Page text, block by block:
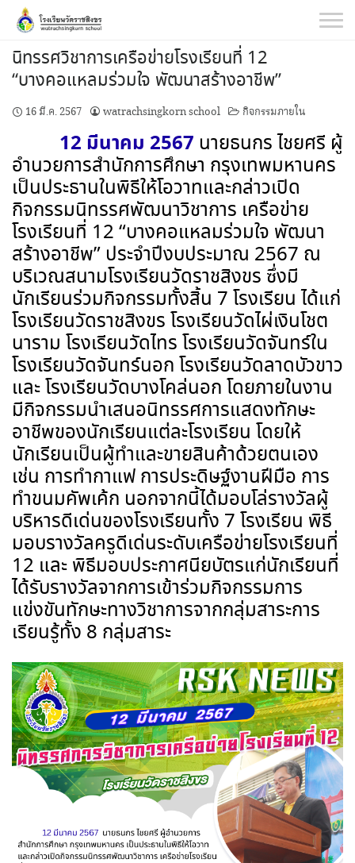
Skip
content
นิทรรศวิชาการเครือข่ายโรงเรียนที่ 12
“บางคอแหลมร่วมใจ พัฒนาสร้างอาชีพ”
16 มี.ค. 2567 watrachsingkorn school กิจกรรมภายใน
12 มีนาคม 2567 นายธนกร ไชยศรี ผู้
อำนวยการสำนักการศึกษา กรุงเทพมหานคร
เป็นประธานในพิธีให้โอวาทและกล่าวเปิด
กิจกรรมนิทรรศพัฒนาวิชาการ เครือข่าย
โรงเรียนที่ 12 “บางคอแหลมร่วมใจ พัฒนา
สร้างอาชีพ” ประจำปีงบประมาณ 2567 ณ
บริเวณสนามโรงเรียนวัดราชสิงขร ซึ่งมี
นักเรียนร่วมกิจกรรมทั้งสิ้น 7 โรงเรียน ได้แก่
โรงเรียนวัดราชสิงขร โรงเรียนวัดไผ่เงินโชต
นาราม โรงเรียนวัดไทร โรงเรียนวัดจันทร์ใน
โรงเรียนวัดจันทร์นอก โรงเรียนวัดลาดบัวขาว
และ โรงเรียนวัดบางโคล่นอก โดยภายในงาน
มีกิจกรรมนำเสนอนิทรรศการแสดงทักษะ
อาชีพของนักเรียนแต่ละโรงเรียน โดยให้
นักเรียนเป็นผู้ทำและขายสินค้าด้วยตนเอง
เช่น การทำกาแฟ การประดิษฐ์งานฝีมือ การ
ทำขนมคัพเค้ก นอกจากนี้ได้มอบโล่รางวัลผู้
บริหารดีเด่นของโรงเรียนทั้ง 7 โรงเรียน พิธี
มอบรางวัลครูดีเด่นระดับเครือข่ายโรงเรียนที่
12 และ พิธีมอบประกาศนียบัตรแก่นักเรียนที่
ได้รับรางวัลจากการเข้าร่วมกิจกรรมการ
แข่งขันทักษะทางวิชาการจากกลุ่มสาระการ
เรียนรู้ทั้ง 8 กลุ่มสาระ